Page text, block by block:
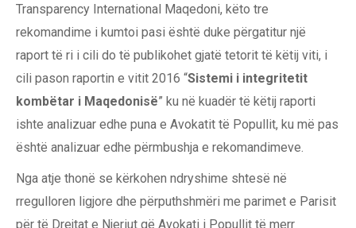
Transparency International Maqedoni, këto tre
rekomandime i kumtoi pasi është duke përgatitur një
raport të ri i cili do të publikohet gjatë tetorit të këtij viti, i
cili pason raportin e vitit 2016 “Sistemi i integritetit
kombëtar i Maqedonisë” ku në kuadër të këtij raporti
ishte analizuar edhe puna e Avokatit të Popullit, ku më pas
është analizuar edhe përmbushja e rekomandimeve.
Nga atje thonë se kërkohen ndryshime shtesë në
rregulloren ligjore dhe përputhshmëri me parimet e Parisit
për të Drejtat e Njeriut që Avokati i Popullit të merr